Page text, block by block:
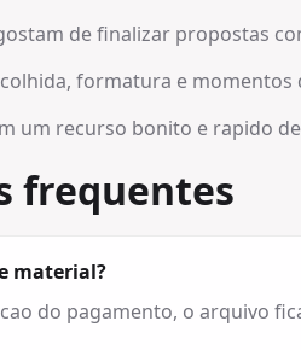
de finalizar propostas
formatura e momentos
um recurso bonito e rapido
frequentes
material?
do pagamento, o arquivo